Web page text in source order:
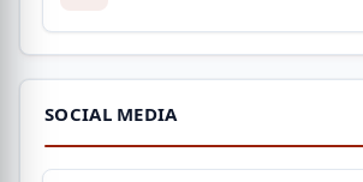
SOCIAL MEDIA